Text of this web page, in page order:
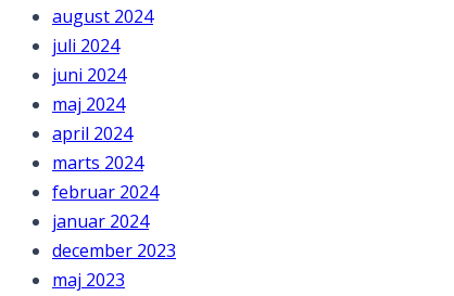
august 2024
juli 2024
juni 2024
maj 2024
april 2024
marts 2024
februar 2024
januar 2024
december 2023
maj 2023